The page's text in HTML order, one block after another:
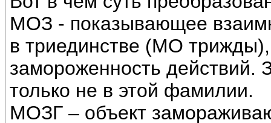
МОЗ - показывающее
в триединстве (МО трижды),
замороженность действий.
только не в этой фамилии.
МОЗГ – объект